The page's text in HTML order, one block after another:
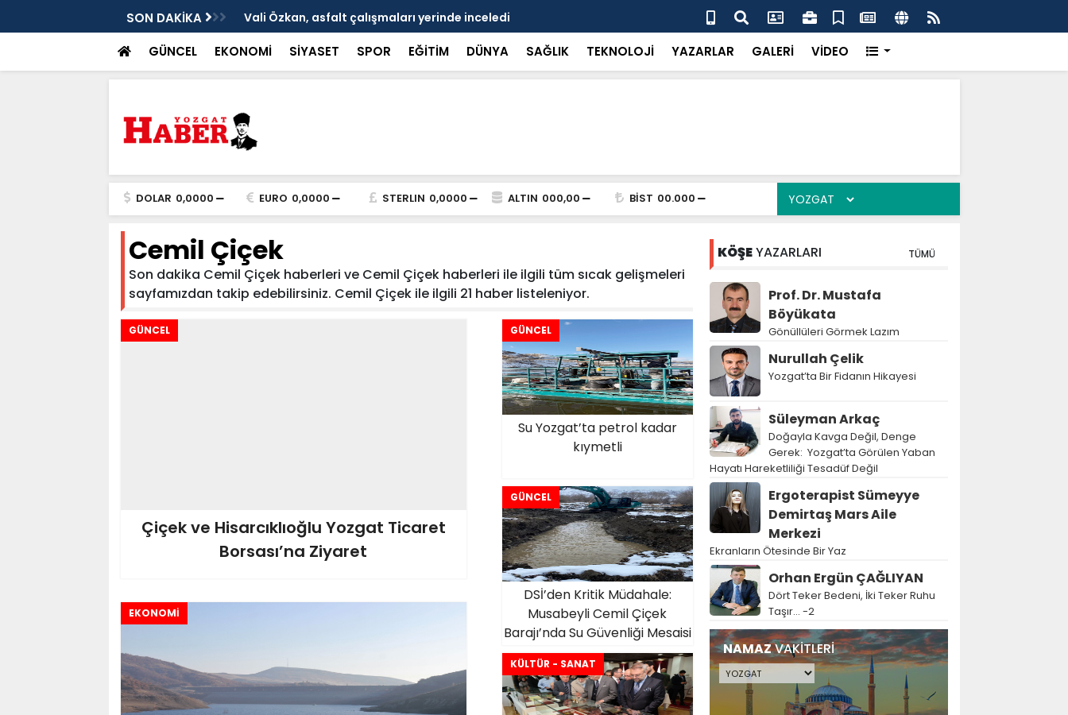
SON DAKİKA Vali Özkan, asfalt çalışmaları yerinde inceledi Bakan Gürlek’ten “Tek Çatı” mesajı
GÜNCEL EKONOMİ SİYASET SPOR EĞİTİM DÜNYA SAĞLIK TEKNOLOJİ YAZARLAR GALERİ VİDEO
DOLAR 0,0000 EURO 0,0000 STERLIN 0,0000 ALTIN 000,00 BİST 00.000
Cemil Çiçek
Son dakika Cemil Çiçek haberleri ve Cemil Çiçek haberleri ile ilgili tüm sıcak gelişmeleri
sayfamızdan takip edebilirsiniz. Cemil Çiçek ile ilgili 21 haber listeleniyor.
GÜNCEL
Çiçek ve Hisarcıklıoğlu Yozgat Ticaret
Borsası’na Ziyaret
GÜNCEL
Su Yozgat’ta petrol kadar
kıymetli
GÜNCEL
DSİ’den Kritik Müdahale:
Musabeyli Cemil Çiçek
Barajı’nda Su Güvenliği Mesaisi
EKONOMİ
KÜLTÜR - SANAT
KÖŞEYAZARLARI TÜMÜ
Prof. Dr. Mustafa
Böyükata
Gönüllüleri Görmek Lazım
Nurullah Çelik
Yozgat’ta Bir Fidanın Hikayesi
Süleyman Arkaç
Doğayla Kavga Değil, Denge
Gerek: Yozgat’ta Görülen Yaban
Hayatı Hareketliliği Tesadüf Değil
Ergoterapist Sümeyye
Demirtaş Mars Aile
Merkezi
Ekranların Ötesinde Bir Yaz
Orhan Ergün ÇAĞLIYAN
Dört Teker Bedeni, İki Teker Ruhu
Taşır… -2
NAMAZVAKİTLERİ